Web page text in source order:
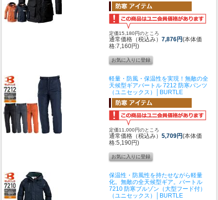
定価15,180円のところ
通常価格（税込み） 7,876円(本体価
格:7,160円)
軽量・防風・保温性を実現！無敵の全
天候型ギアバートル 7212 防寒パンツ
（ユニセックス）│BURTLE
定価11,000円のところ
通常価格（税込み） 5,709円(本体価
格:5,190円)
保温性・防風性を持たせながら軽量
化。無敵の全天候型ギア。 バートル
7210 防寒ブルゾン（大型フード付）
（ユニセックス）│BURTLE